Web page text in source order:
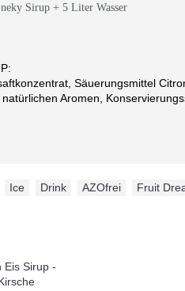
Sirup + 5 Liter Wasser
Säuerungsmittel
Aromen,
Ice Drink AZOfrei Fruit